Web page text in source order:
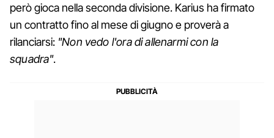
però gioca nella seconda divisione. Karius ha firmato
un contratto fino al mese di giugno e proverà a
rilanciarsi: "Non vedo l'ora di allenarmi con la
squadra".